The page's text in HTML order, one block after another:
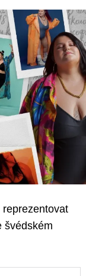
reprezentovat
švédském